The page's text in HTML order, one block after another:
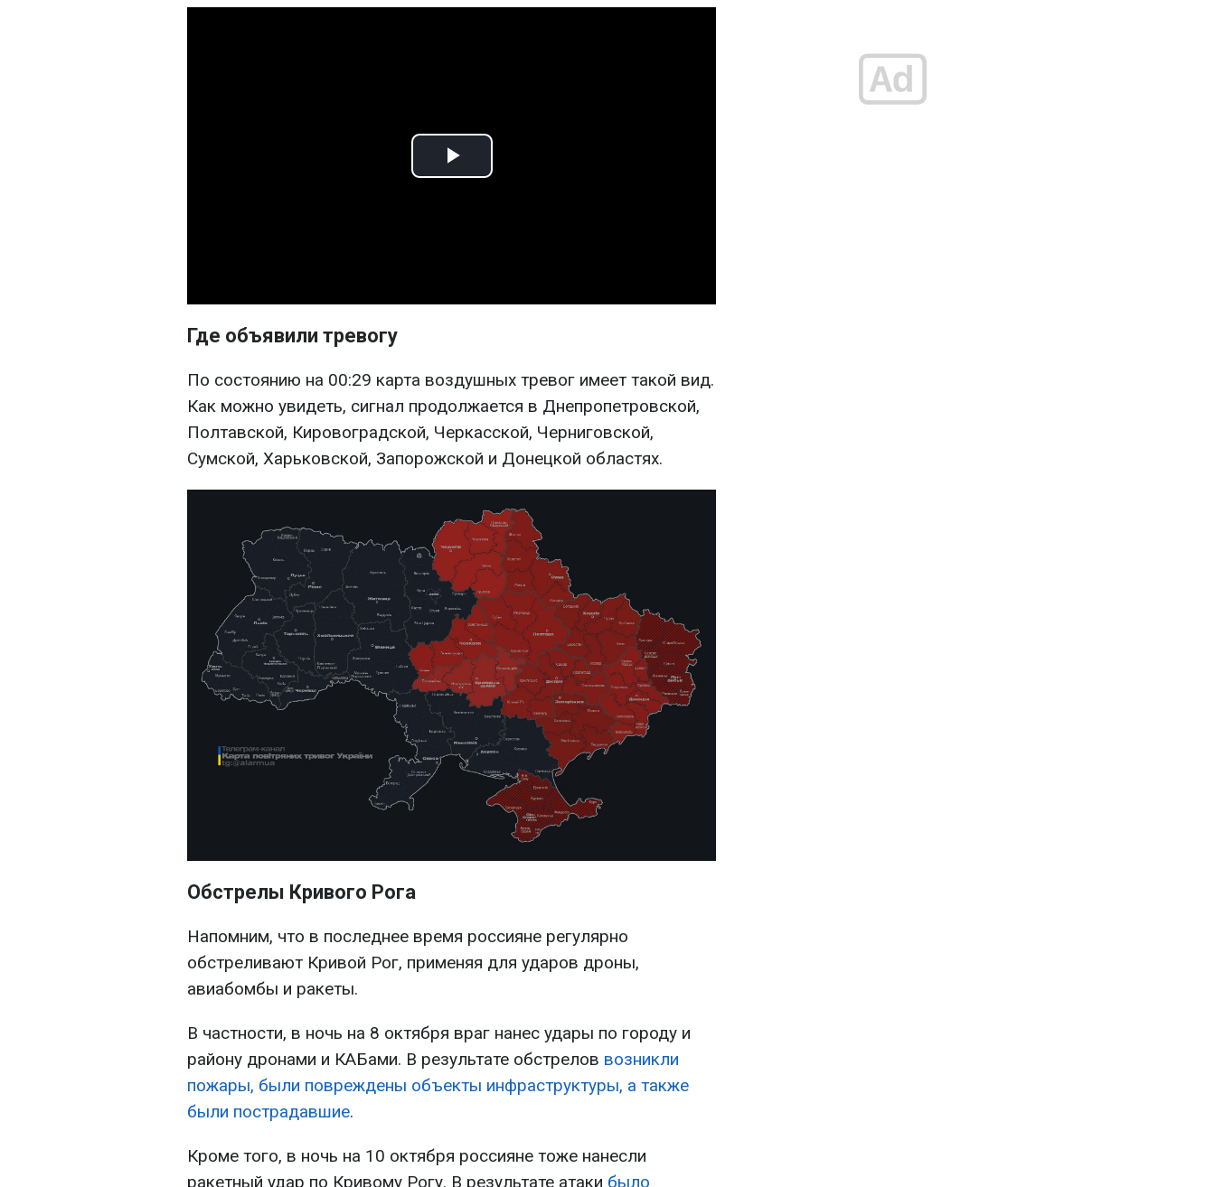
Play
Где объявили тревогу
По состоянию на 00:29 карта воздушных тревог имеет такой вид.
Как можно увидеть, сигнал продолжается в Днепропетровской,
Полтавской, Кировоградской, Черкасской, Черниговской,
Сумской, Харьковской, Запорожской и Донецкой областях.
Обстрелы Кривого Рога
Напомним, что в последнее время россияне регулярно
обстреливают Кривой Рог, применяя для ударов дроны,
авиабомбы и ракеты.
В частности, в ночь на 8 октября враг нанес удары по городу и
району дронами и КАБами. В результате обстрелов возникли
пожары, были повреждены объекты инфраструктуры, а также
были пострадавшие.
Кроме того, в ночь на 10 октября россияне тоже нанесли
ракетный удар по Кривому Рогу. В результате атаки было